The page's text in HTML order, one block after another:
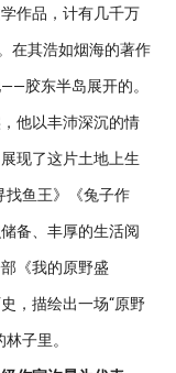
作品，计有几千万
在其浩如烟海的著作
胶东半岛展开的。
他以丰沛深沉的情
现了这片土地上生
找鱼王》《兔子作
备、丰厚的生活阅
《我的原野盛
，描绘出一场“原野
子里。